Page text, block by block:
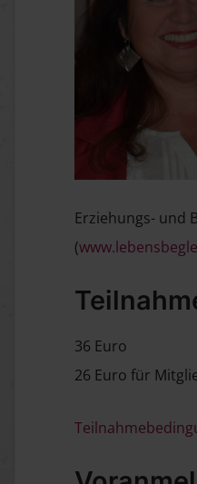
Erziehungs- und
(
36 Euro
26 Euro für